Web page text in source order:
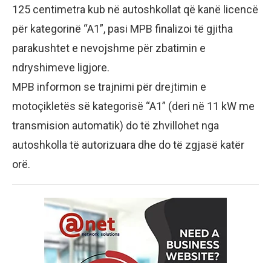
125 centimetra kub në autoshkollat që kanë licencë
për kategorinë “A1”, pasi MPB finalizoi të gjitha
parakushtet e nevojshme për zbatimin e
ndryshimeve ligjore.
MPB informon se trajnimi për drejtimin e
motoçikletës së kategorisë “A1” (deri në 11 kW me
transmision automatik) do të zhvillohet nga
autoshkolla të autorizuara dhe do të zgjasë katër
orë.